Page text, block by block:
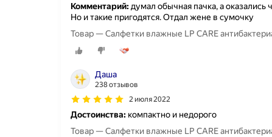
Комментарий: думал обычная пачка, а оказались
Но и такие пригодятся. Отдал жене в сумочку
Товар — Салфетки влажные LP CARE
Даша
238 отзывов
2 июля 2022
Достоинства: компактно и недорого
Товар — Салфетки влажные LP CARE